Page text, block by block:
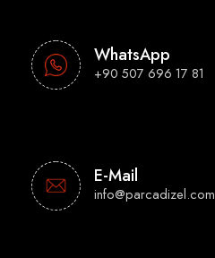
WhatsApp
+90 507 696 17 81
E-Mail
info@parcadizel.com